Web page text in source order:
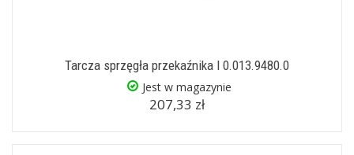
Tarcza sprzęgła przekaźnika I 0.013.9480.0
Jest w magazynie
207,33 zł